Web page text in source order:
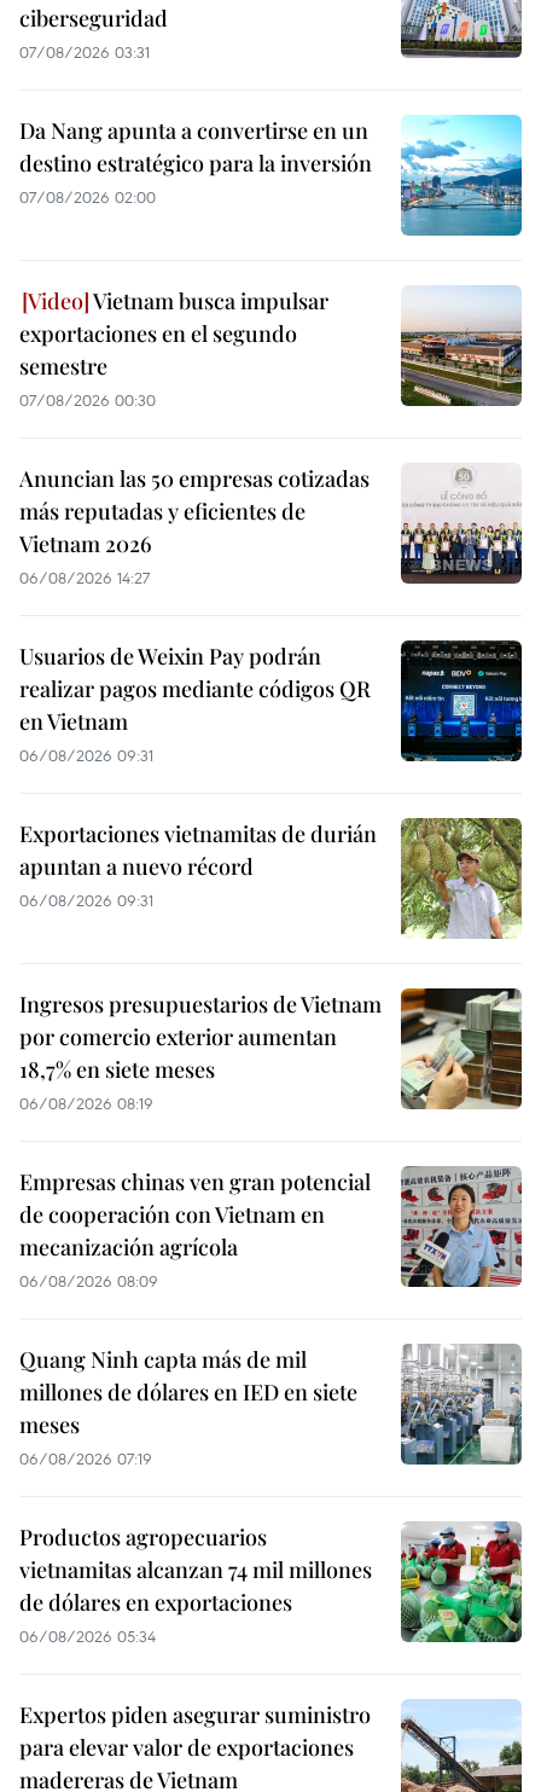
ciberseguridad
07/08/2026 03:31
Da Nang apunta a convertirse en un
destino estratégico para la inversión
07/08/2026 02:00
Vietnam busca impulsar
exportaciones en el segundo
semestre
07/08/2026 00:30
Anuncian las 50 empresas cotizadas
más reputadas y eficientes de
Vietnam 2026
06/08/2026 14:27
Usuarios de Weixin Pay podrán
realizar pagos mediante códigos QR
en Vietnam
06/08/2026 09:31
Exportaciones vietnamitas de durián
apuntan a nuevo récord
06/08/2026 09:31
Ingresos presupuestarios de Vietnam
por comercio exterior aumentan
18,7% en siete meses
06/08/2026 08:19
Empresas chinas ven gran potencial
de cooperación con Vietnam en
mecanización agrícola
06/08/2026 08:09
Quang Ninh capta más de mil
millones de dólares en IED en siete
meses
06/08/2026 07:19
Productos agropecuarios
vietnamitas alcanzan 74 mil millones
de dólares en exportaciones
06/08/2026 05:34
Expertos piden asegurar suministro
para elevar valor de exportaciones
madereras de Vietnam